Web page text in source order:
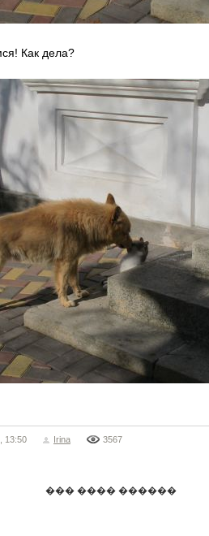
Как дела?
13:50 Irina 3567
��� ���� ������